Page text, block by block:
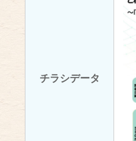
チラシデータ